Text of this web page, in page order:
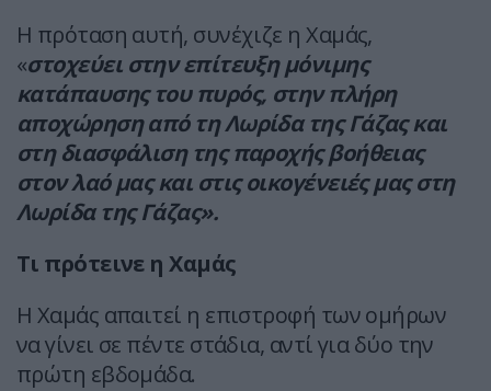
Η πρόταση αυτή, συνέχιζε η Χαμάς,
«στοχεύει στην επίτευξη μόνιμης
κατάπαυσης του πυρός, στην πλήρη
αποχώρηση από τη Λωρίδα της Γάζας και
στη διασφάλιση της παροχής βοήθειας
στον λαό μας και στις οικογένειές μας στη
Λωρίδα της Γάζας».
Τι πρότεινε η Χαμάς
Η Χαμάς απαιτεί η επιστροφή των ομήρων
να γίνει σε πέντε στάδια, αντί για δύο την
πρώτη εβδομάδα.